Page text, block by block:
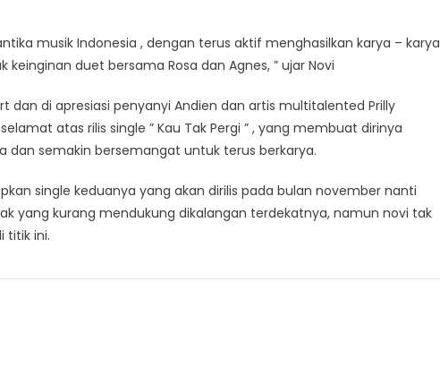
musik Indonesia , dengan terus aktif menghasilkan karya – karya
duet bersama Rosa dan Agnes, ” ujar Novi
dan di apresiasi penyanyi Andien dan artis multitalented Prilly
atas rilis single ” Kau Tak Pergi ” , yang membuat dirinya
dan semakin bersemangat untuk terus berkarya.
single keduanya yang akan dirilis pada bulan november nanti
yang kurang mendukung dikalangan terdekatnya, namun novi tak
titik ini.